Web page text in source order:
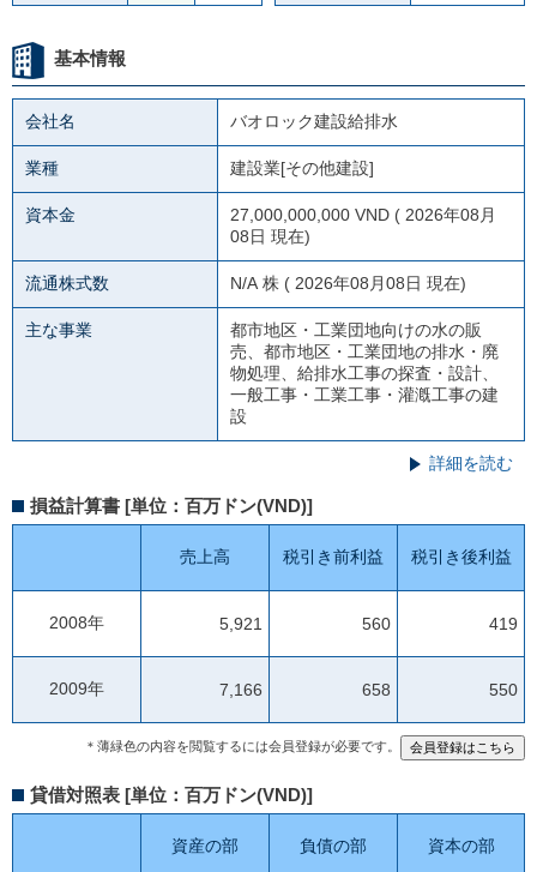
基本情報
会社名 バオロック建設給排水
業種 建設業[その他建設]
資本金
27,000,000,000 VND ( 2026年08月
08日 現在)
流通株式数 N/A 株 ( 2026年08月08日 現在)
主な事業
都市地区・工業団地向けの水の販
売、都市地区・工業団地の排水・廃
物処理、給排水工事の探査・設計、
一般工事・工業工事・灌漑工事の建
設
詳細を読む
損益計算書 [単位：百万ドン(VND)]
売上高 税引き前利益 税引き後利益
2008年 5,921 560 419
2009年 7,166 658 550
＊薄緑色の内容を閲覧するには会員登録が必要です。
貸借対照表 [単位：百万ドン(VND)]
資産の部 負債の部 資本の部